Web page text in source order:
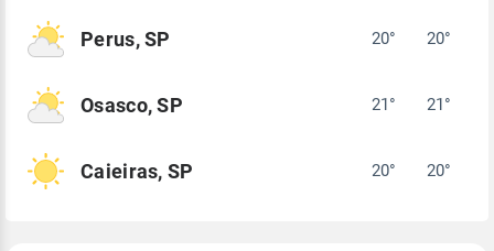
Perus, SP 20° 20°
Osasco, SP 21° 21°
Caieiras, SP 20° 20°